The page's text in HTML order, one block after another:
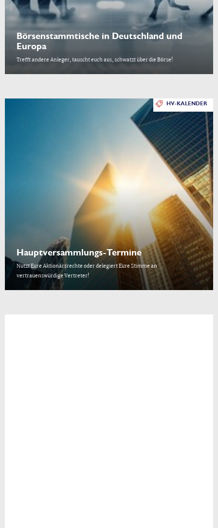
Börsenstammtische in Deutschland und
Europa
Trefft andere Anleger, tauscht euch aus, schwatzt über die Börse!
HV-KALENDER
Hauptversammlungs-Termine
Nutzt Eure Aktionärsrechte oder delegiert Eure Stimme an
vertrauenswürdige Vertreter!